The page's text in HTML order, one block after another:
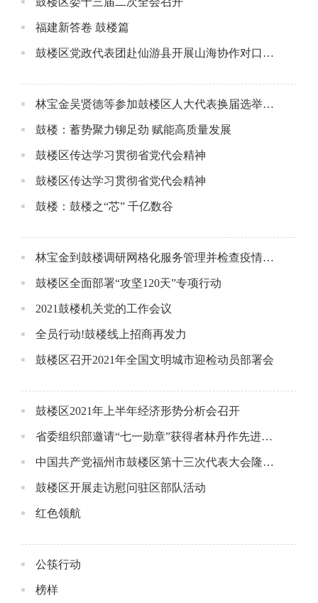
福建新答卷 鼓楼篇
鼓楼区党政代表团赴仙游县开展山海协作对口帮扶工作
林宝金吴贤德等参加鼓楼区人大代表换届选举投票
鼓楼：蓄势聚力铆足劲 赋能高质量发展
鼓楼区传达学习贯彻省党代会精神
鼓楼区传达学习贯彻省党代会精神
鼓楼：鼓楼之“芯” 千亿数谷
林宝金到鼓楼调研网格化服务管理并检查疫情防控工作
鼓楼区全面部署“攻坚120天”专项行动
2021鼓楼机关党的工作会议
全员行动!鼓楼线上招商再发力
鼓楼区召开2021年全国文明城市迎检动员部署会
鼓楼区2021年上半年经济形势分析会召开
省委组织部邀请“七一勋章”获得者林丹作先进事迹报告
中国共产党福州市鼓楼区第十三次代表大会隆重召开
鼓楼区开展走访慰问驻区部队活动
红色领航
公筷行动
榜样